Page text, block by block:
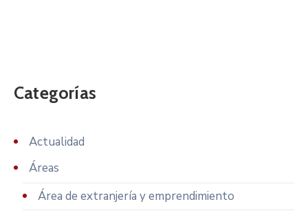
Categorías
Actualidad
Áreas
Área de extranjería y emprendimiento